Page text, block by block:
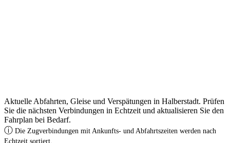
Aktuelle Abfahrten, Gleise und Verspätungen in Halberstadt. Prüfen
Sie die nächsten Verbindungen in Echtzeit und aktualisieren Sie den
Fahrplan bei Bedarf.
ⓘ Die Zugverbindungen mit Ankunfts- und Abfahrtszeiten werden nach
Echtzeit sortiert.